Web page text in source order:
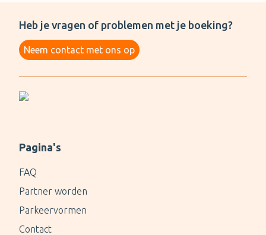
Heb je vragen of problemen met je boeking?
Neem contact met ons op
Pagina's
FAQ
Partner worden
Parkeervormen
Contact